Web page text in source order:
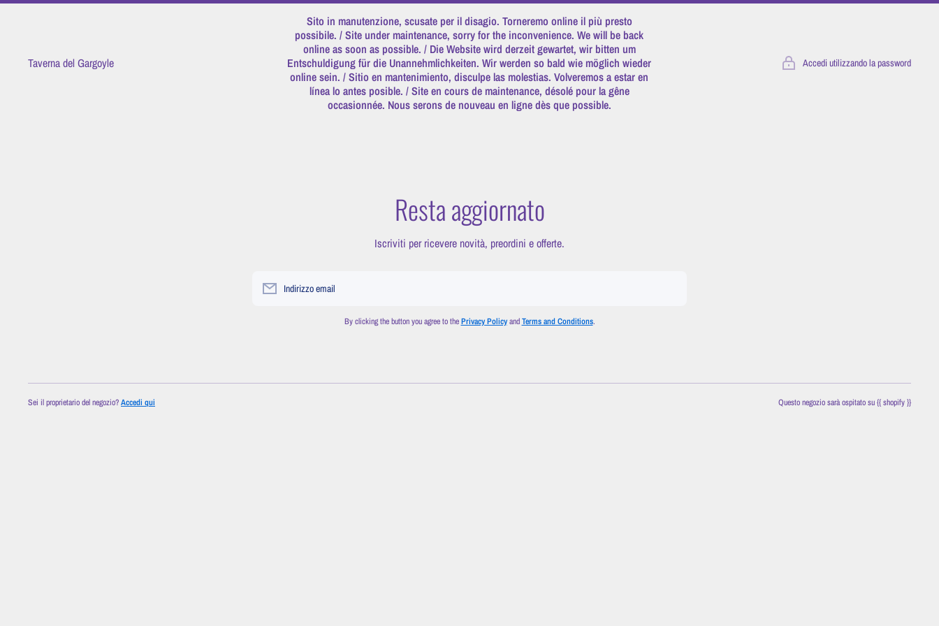
Vai direttamente ai contenuti
Taverna del Gargoyle
Sito in manutenzione, scusate per il disagio. Torneremo online il più presto
possibile. / Site under maintenance, sorry for the inconvenience. We will be back
online as soon as possible. / Die Website wird derzeit gewartet, wir bitten um
Entschuldigung für die Unannehmlichkeiten. Wir werden so bald wie möglich wieder
online sein. / Sitio en mantenimiento, disculpe las molestias. Volveremos a estar en
línea lo antes posible. / Site en cours de maintenance, désolé pour la gêne
occasionnée. Nous serons de nouveau en ligne dès que possible.
Accedi utilizzando la password
Resta aggiornato
Iscriviti per ricevere novità, preordini e offerte.
Indirizzo email
By clicking the button you agree to thePrivacy PolicyandTerms and Conditions.
Sei il proprietario del negozio?Accedi qui Questo negozio sarà ospitato su {{ shopify }}